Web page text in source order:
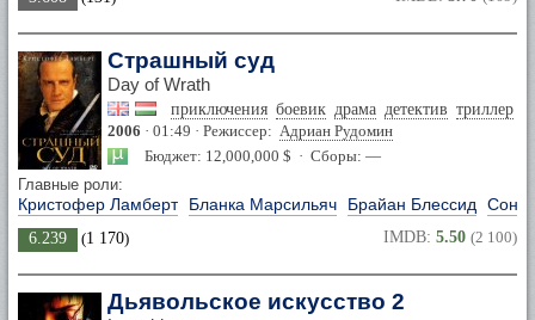
Страшный суд
Day of Wrath
приключения боевик драма детектив триллер
2006 · 01:49 · Режиссер: Адриан Рудомин
Бюджет: 12,000,000 $ · Сборы: —
Главные роли:
Кристофер Ламберт Бланка Марсильяч Брайан Блессид
6.239 (1 170) IMDB: 5.50 (2 100)
Дьявольское искусство 2